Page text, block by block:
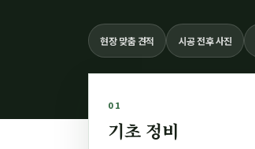
현장 맞춤 견적 시공 전후 사진
01
기초 정비